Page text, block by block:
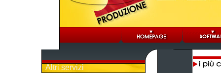
Altri servizi